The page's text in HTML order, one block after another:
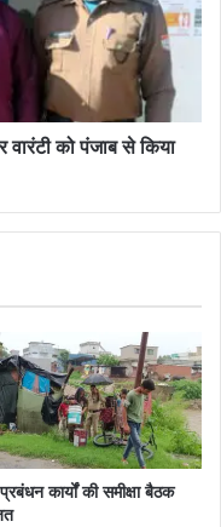
वारंटी को पंजाब से किया
कार्यों की समीक्षा बैठक